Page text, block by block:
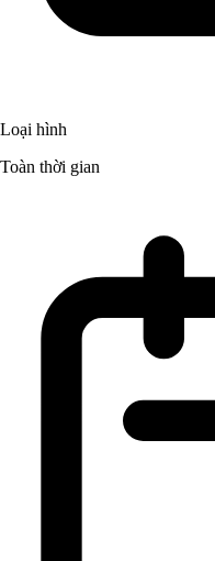
Loại hình
Toàn thời gian